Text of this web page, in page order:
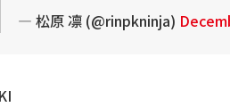
— 松原 凛 (@rinpkninja)